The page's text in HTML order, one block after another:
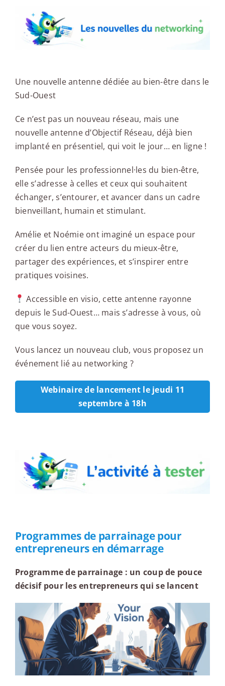
Une nouvelle antenne dédiée au bien-être dans le
Sud-Ouest
Ce n’est pas un nouveau réseau, mais une
nouvelle antenne d’Objectif Réseau, déjà bien
implanté en présentiel, qui voit le jour… en ligne !
Pensée pour les professionnel·les du bien-être,
elle s’adresse à celles et ceux qui souhaitent
échanger, s’entourer, et avancer dans un cadre
bienveillant, humain et stimulant.
Amélie et Noémie ont imaginé un espace pour
créer du lien entre acteurs du mieux-être,
partager des expériences, et s’inspirer entre
pratiques voisines.
Accessible en visio, cette antenne rayonne
depuis le Sud-Ouest… mais s’adresse à vous, où
que vous soyez.
Vous lancez un nouveau club, vous proposez un
événement lié au networking ?
Webinaire de lancement le jeudi 11
septembre à 18h
Programmes de parrainage pour
entrepreneurs en démarrage
Programme de parrainage : un coup de pouce
décisif pour les entrepreneurs qui se lancent